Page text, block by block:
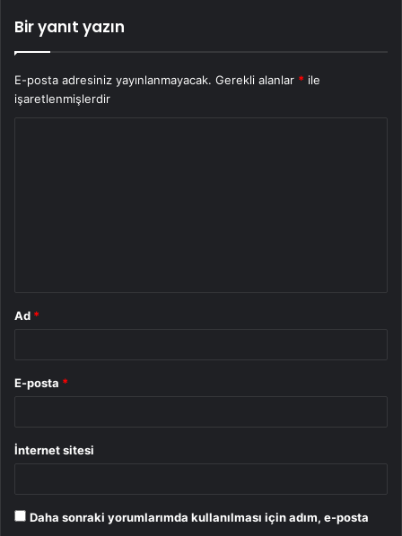
Bir yanıt yazın
E-posta adresiniz yayınlanmayacak. Gerekli alanlar * ile
işaretlenmişlerdir
Ad *
E-posta *
İnternet sitesi
Daha sonraki yorumlarımda kullanılması için adım, e-posta